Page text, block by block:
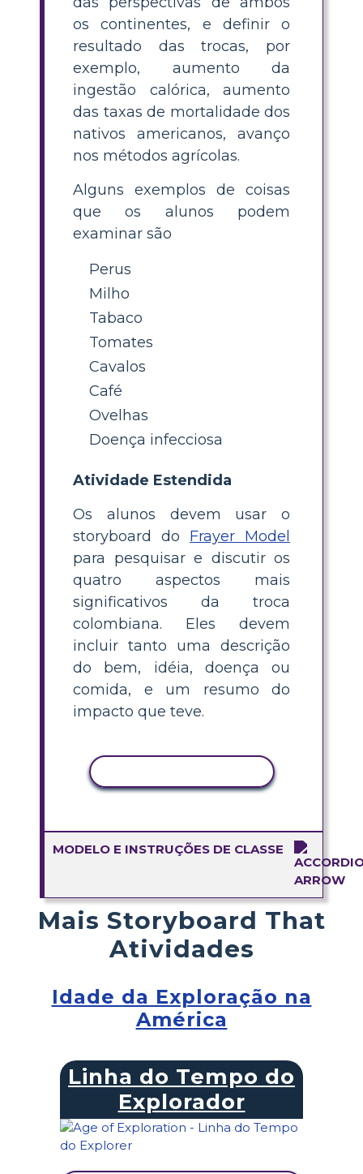
os continentes, e definir o
resultado das trocas, por
exemplo, aumento da
ingestão calórica, aumento
das taxas de mortalidade dos
nativos americanos, avanço
nos métodos agrícolas.
Alguns exemplos de coisas
que os alunos podem
examinar são
Perus
Milho
Tabaco
Tomates
Cavalos
Café
Ovelhas
Doença infecciosa
Atividade Estendida
Os alunos devem usar o
storyboard do Frayer Model
para pesquisar e discutir os
quatro aspectos mais
significativos da troca
colombiana. Eles devem
incluir tanto uma descrição
do bem, idéia, doença ou
comida, e um resumo do
impacto que teve.
MODELO E INSTRUÇÕES DE CLASSE
Mais Storyboard That
Atividades
Idade da Exploração na
América
Linha do Tempo do
Explorador